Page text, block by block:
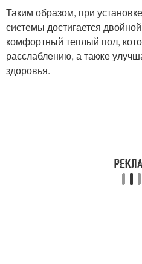
Таким образом, при
системы достигается
комфортный теплый пол,
расслаблению, а также
здоровья.